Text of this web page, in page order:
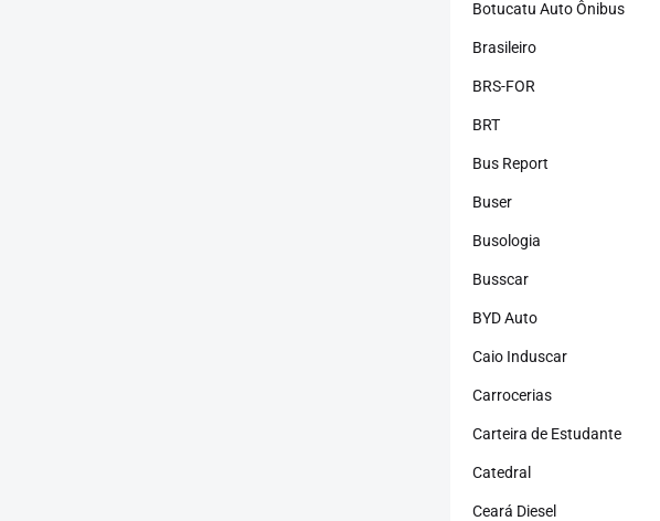
Botucatu Auto Ônibus
Brasileiro
BRS-FOR
BRT
Bus Report
Buser
Busologia
Busscar
BYD Auto
Caio Induscar
Carrocerias
Carteira de Estudante
Catedral
Ceará Diesel